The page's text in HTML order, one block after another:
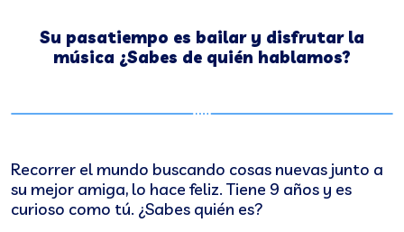
Su pasatiempo es bailar y disfrutar la
música ¿Sabes de quién hablamos?
Recorrer el mundo buscando cosas nuevas junto a
su mejor amiga, lo hace feliz. Tiene 9 años y es
curioso como tú. ¿Sabes quién es?